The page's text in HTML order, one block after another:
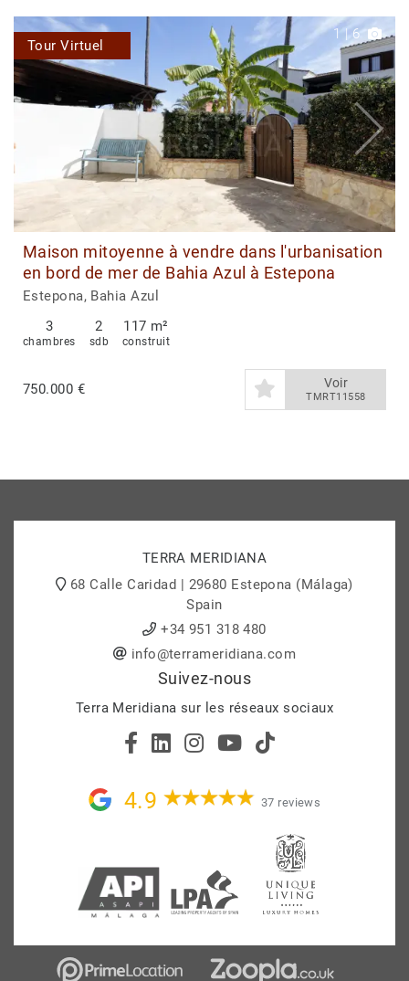
1 |6
Tour Virtuel
Maison mitoyenne à vendre dans l'urbanisation
en bord de mer de Bahia Azul à Estepona
Estepona, Bahia Azul
3
chambres
2
sdb
117 m²
construit
750.000 € Voir
TMRT11558
TERRA MERIDIANA
68 Calle Caridad | 29680 Estepona (Málaga)
Spain
+34 951 318 480
info@terrameridiana.com
Suivez-nous
Terra Meridiana sur les réseaux sociaux
4.9 37 reviews